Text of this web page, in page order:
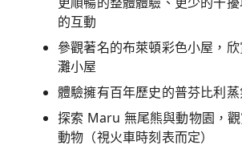
的互動
參觀著名的布萊頓彩色小屋，
灘小屋
體驗擁有百年歷史的普芬比利
探索 Maru 無尾熊與動物園，
動物（視火車時刻表而定）